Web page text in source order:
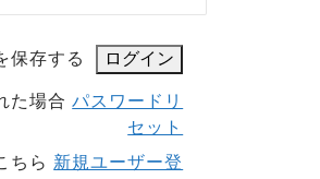
保存する
た場合パスワードリ
セット
ちら 新規ユーザー登